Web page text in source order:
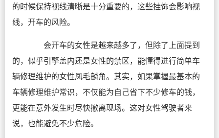
的时候保持视线清晰是十分重要的，这些挂饰会影响视
线，开车的风险。
会开车的女性是越来越多了，但除了上面提到
的，似乎引擎盖内还是女性的禁区，能懂得进行简单车
辆修理维护的女性凤毛麟角。其实，如果掌握最基本的
车辆修理维护常识，不仅能为自己省下不少修车的钱，
更能在意外发生时尽快撤离现场。这对女性驾驶者来
说，也能避免不少危险。